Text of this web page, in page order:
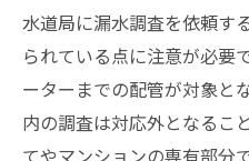
水道局に漏水調査を依頼す
られている点に注意が必要
ーターまでの配管が対象と
内の調査は対応外となるこ
てやマンションの専有部分